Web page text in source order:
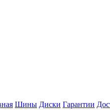
Шины Диски Гарантии